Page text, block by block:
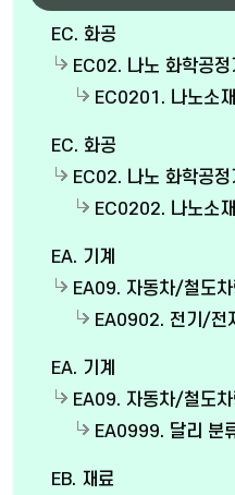
EC. 화공
EC02. 나노 화학공정
EC0201. 나노소
EC. 화공
EC02. 나노 화학공정
EC0202. 나노소
EA. 기계
EA09. 자동차/철도
EA0902. 전기/전
EA. 기계
EA09. 자동차/철도
EA0999. 달리 분
EB. 재료